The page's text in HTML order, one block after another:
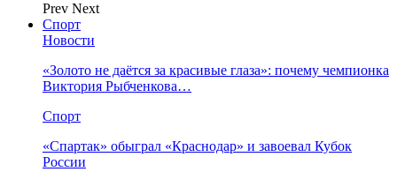
Prev Next
Спорт
Новости
«Золото не даётся за красивые глаза»: почему чемпионка
Виктория Рыбченкова…
Спорт
«Спартак» обыграл «Краснодар» и завоевал Кубок
России